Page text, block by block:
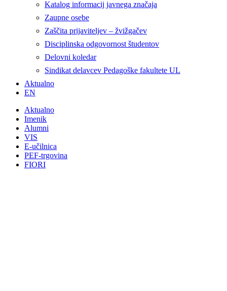
Katalog informacij javnega značaja
Zaupne osebe
Zaščita prijaviteljev – žvižgačev
Disciplinska odgovornost študentov
Delovni koledar
Sindikat delavcev Pedagoške fakultete UL
Aktualno
EN
Aktualno
Imenik
Alumni
VIS
E-učilnica
PEF-trgovina
FIORI